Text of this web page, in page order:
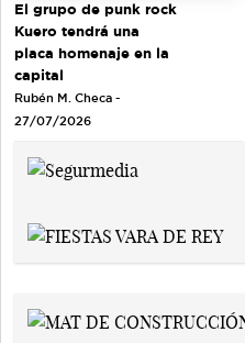
El grupo de punk rock
Kuero tendrá una
placa homenaje en la
capital
Rubén M. Checa -
27/07/2026